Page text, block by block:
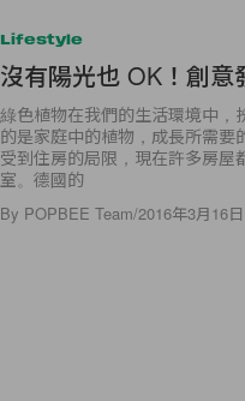
Lifestyle
沒有陽光也 OK！創
綠色植物在我們的生活環境中，
的是家庭中的植物，成長所需
受到住房的局限，現在許多房屋
室。德國的
By POPBEE Team/2016年3月16日